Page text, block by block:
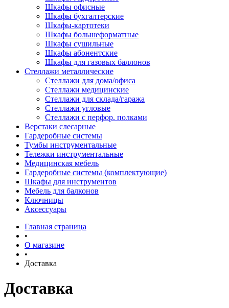
Шкафы офисные
Шкафы бухгалтерские
Шкафы-картотеки
Шкафы большеформатные
Шкафы сушильные
Шкафы абонентские
Шкафы для газовых баллонов
Стеллажи металлические
Стеллажи для дома/офиса
Стеллажи медицинские
Стеллажи для склада/гаража
Стеллажи угловые
Стеллажи с перфор. полками
Верстаки слесарные
Гардеробные системы
Тумбы инструментальные
Тележки инструментальные
Медицинская мебель
Гардеробные системы (комплектующие)
Шкафы для инструментов
Мебель для балконов
Ключницы
Аксессуары
Главная страница
•
О магазине
•
Доставка
Доставка